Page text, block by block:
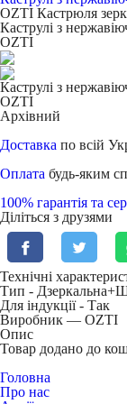
OZTI Кастрюля
Каструлі з
OZTI
Каструлі з
OZTI
Архівний
Доставка по всій
Оплата будь-яким
100% гарантія та
Діліться з друзями
Технічні
Тип -
Для індукції - Так
Виробник — OZTI
Опис
Товар додано до
Головна
Про нас